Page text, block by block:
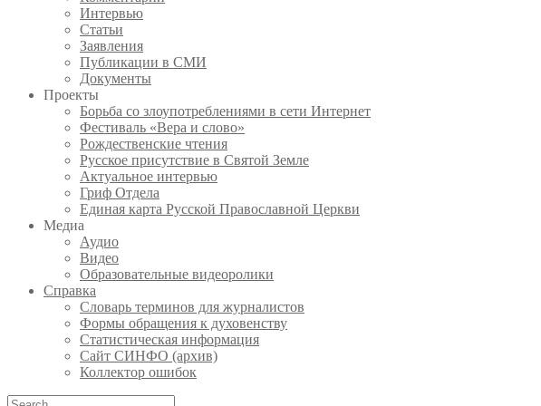
Интервью
Статьи
Заявления
Публикации в СМИ
Документы
Проекты
Борьба со злоупотреблениями в сети Интернет
Фестиваль «Вера и слово»
Рождественские чтения
Русское присутствие в Святой Земле
Актуальное интервью
Гриф Отдела
Единая карта Русской Православной Церкви
Медиа
Аудио
Видео
Образовательные видеоролики
Справка
Словарь терминов для журналистов
Формы обращения к духовенству
Статистическая информация
Сайт СИНФО (архив)
Коллектор ошибок